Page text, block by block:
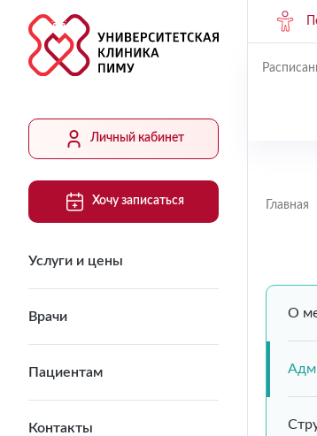
Личный кабинет
Хочу записаться
Услуги и цены
Врачи
Пациентам
Контакты
Главная
О